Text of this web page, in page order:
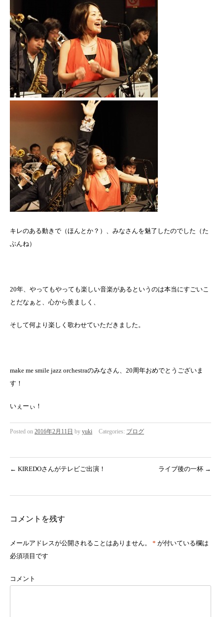
キレのある動きで（ほんとか？）、みなさんを魅了したのでした（た
ぶんね）
20年、やってもやっても楽しい音楽があるというのは本当にすごいこ
とだなぁと、心から羨ましく、
そして何より楽しく歌わせていただきました。
make me smile jazz orchestraのみなさん、20周年おめでとうございま
す！
いぇーぃ！
Posted on 2016年2月11日 by yuki Categories: ブログ
← KIREDOさんがテレビご出演！ ライブ後の一杯 →
コメントを残す
メールアドレスが公開されることはありません。 * が付いている欄は
必須項目です
コメント